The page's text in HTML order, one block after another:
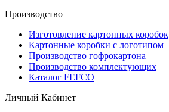
Производство
Изготовление картонных коробок
Картонные коробки с логотипом
Производство гофрокартона
Производство комплектующих
Каталог FEFCO
Личный Кабинет